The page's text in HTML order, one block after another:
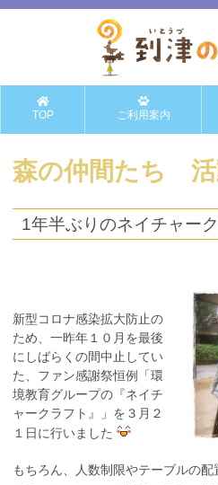
TOP ご利用案内
森の仲間たち 活
1年半ぶりのネイチャー
新型コロナ感染拡大防止の
ため、一昨年１０月を最後
にしばらくの間中止してい
た、ファン感謝祭恒例「環
境教育グループの『ネイチ
ャークラフト』」を３月２
１日に行いました
もちろん、人数制限やテーブルの